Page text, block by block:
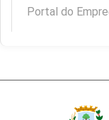
Portal do